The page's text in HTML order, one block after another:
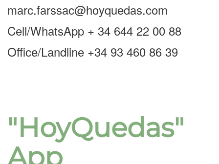
marc.farssac@hoyquedas.com
Cell/WhatsApp + 34 644 22 00 88
Office/Landline +34 93 460 86 39
"HoyQuedas"
App